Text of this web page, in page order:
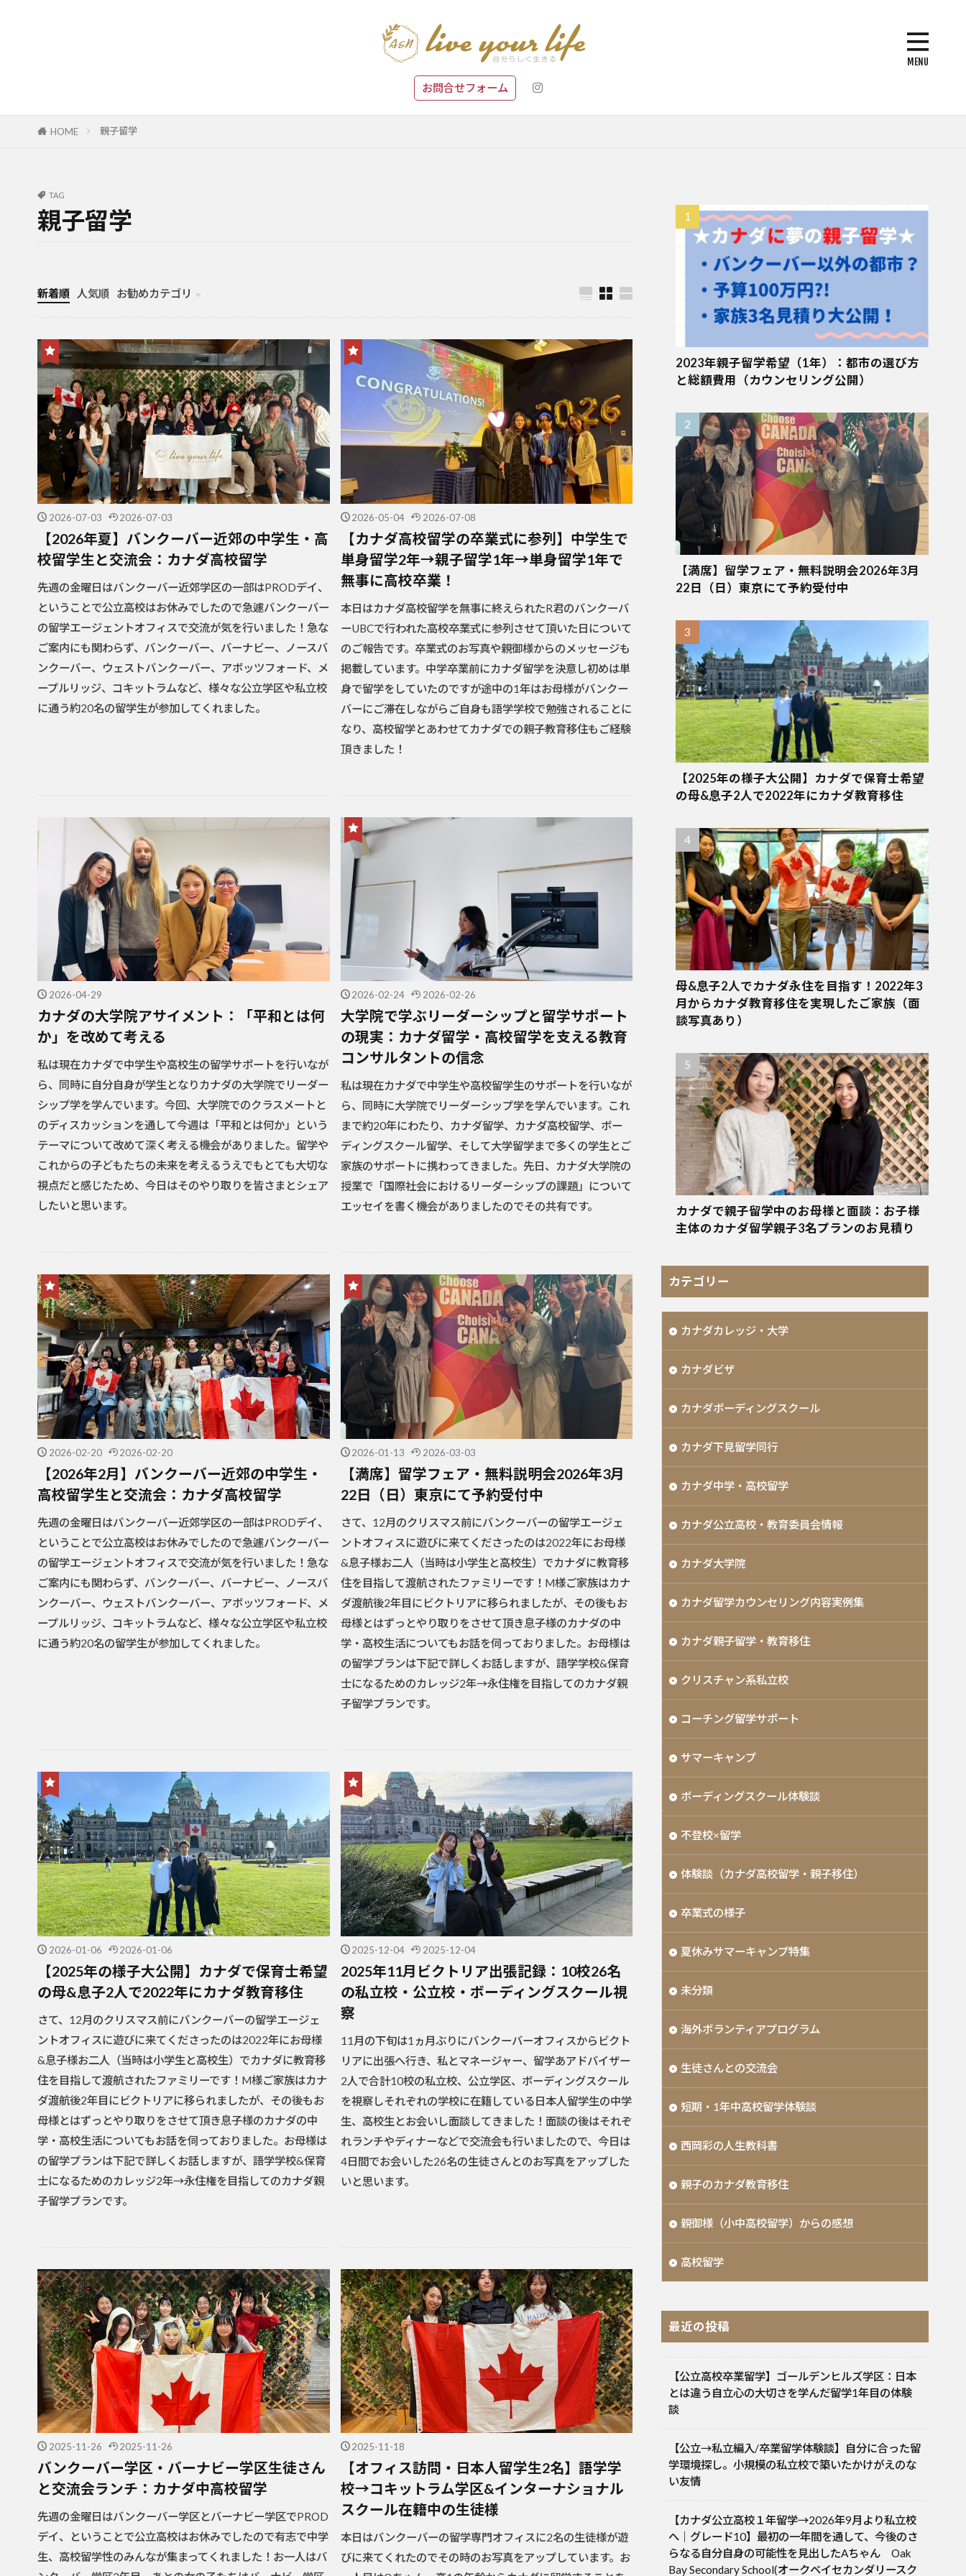
お問合せフォーム
HOME 親子留学
TAG
親子留学
新着順 人気順
お勧めカテゴリ
カナダ中学・高校留学
カナダ親子留学・教育移住
体験談（カナダ高校留学・親子移住）
カナダ留学カウンセリング内容実例集
2026-07-03 2026-07-03
【2026年夏】バンクーバー近郊の中学生・高
校留学生と交流会：カナダ高校留学
先週の金曜日はバンクーバー近郊学区の一部はPRODデイ、
ということで公立高校はお休みでしたので急遽バンクーバー
の留学エージェントオフィスで交流が気を行いました！急な
ご案内にも関わらず、バンクーバー、バーナビー、ノースバ
ンクーバー、ウェストバンクーバー、アボッツフォード、メ
ープルリッジ、コキットラムなど、様々な公立学区や私立校
に通う約20名の留学生が参加してくれました。
2026-05-04 2026-07-08
【カナダ高校留学の卒業式に参列】中学生で
単身留学2年→親子留学1年→単身留学1年で
無事に高校卒業！
本日はカナダ高校留学を無事に終えられたR君のバンクーバ
ーUBCで行われた高校卒業式に参列させて頂いた日について
のご報告です。卒業式のお写真や親御様からのメッセージも
掲載しています。中学卒業前にカナダ留学を決意し初めは単
身で留学をしていたのですが途中の1年はお母様がバンクー
バーにご滞在しながらご自身も語学学校で勉強されることに
なり、高校留学とあわせてカナダでの親子教育移住もご経験
頂きました！
2026-04-29
カナダの大学院アサイメント：「平和とは何
か」を改めて考える
私は現在カナダで中学生や高校生の留学サポートを行いなが
ら、同時に自分自身が学生となりカナダの大学院でリーダー
シップ学を学んでいます。今回、大学院でのクラスメートと
のディスカッションを通して今週は「平和とは何か」という
テーマについて改めて深く考える機会がありました。留学や
これからの子どもたちの未来を考えるうえでもとても大切な
視点だと感じたため、今日はそのやり取りを皆さまとシェア
したいと思います。
2026-02-24 2026-02-26
大学院で学ぶリーダーシップと留学サポート
の現実：カナダ留学・高校留学を支える教育
コンサルタントの信念
私は現在カナダで中学生や高校留学生のサポートを行いなが
ら、同時に大学院でリーダーシップ学を学んでいます。これ
まで約20年にわたり、カナダ留学、カナダ高校留学、ボー
ディングスクール留学、そして大学留学まで多くの学生とご
家族のサポートに携わってきました。先日、カナダ大学院の
授業で「国際社会におけるリーダーシップの課題」について
エッセイを書く機会がありましたのでその共有です。
2026-02-20 2026-02-20
【2026年2月】バンクーバー近郊の中学生・
高校留学生と交流会：カナダ高校留学
先週の金曜日はバンクーバー近郊学区の一部はPRODデイ、
ということで公立高校はお休みでしたので急遽バンクーバー
の留学エージェントオフィスで交流が気を行いました！急な
ご案内にも関わらず、バンクーバー、バーナビー、ノースバ
ンクーバー、ウェストバンクーバー、アボッツフォード、メ
ープルリッジ、コキットラムなど、様々な公立学区や私立校
に通う約20名の留学生が参加してくれました。
2026-01-13 2026-03-03
【満席】留学フェア・無料説明会2026年3月
22日（日）東京にて予約受付中
さて、12月のクリスマス前にバンクーバーの留学エージェ
ントオフィスに遊びに来てくださったのは2022年にお母様
&息子様お二人（当時は小学生と高校生）でカナダに教育移
住を目指して渡航されたファミリーです！M様ご家族はカナ
ダ渡航後2年目にビクトリアに移られましたが、その後もお
母様とはずっとやり取りをさせて頂き息子様のカナダの中
学・高校生活についてもお話を伺っておりました。お母様は
の留学プランは下記で詳しくお話しますが、語学学校&保育
士になるためのカレッジ2年→永住権を目指してのカナダ親
子留学プランです。
2026-01-06 2026-01-06
【2025年の様子大公開】カナダで保育士希望
の母&息子2人で2022年にカナダ教育移住
さて、12月のクリスマス前にバンクーバーの留学エージェ
ントオフィスに遊びに来てくださったのは2022年にお母様
&息子様お二人（当時は小学生と高校生）でカナダに教育移
住を目指して渡航されたファミリーです！M様ご家族はカナ
ダ渡航後2年目にビクトリアに移られましたが、その後もお
母様とはずっとやり取りをさせて頂き息子様のカナダの中
学・高校生活についてもお話を伺っておりました。お母様は
の留学プランは下記で詳しくお話しますが、語学学校&保育
士になるためのカレッジ2年→永住権を目指してのカナダ親
子留学プランです。
2025-12-04 2025-12-04
2025年11月ビクトリア出張記録：10校26名
の私立校・公立校・ボーディングスクール視
察
11月の下旬は1ヵ月ぶりにバンクーバーオフィスからビクト
リアに出張へ行き、私とマネージャー、留学あアドバイザー
2人で合計10校の私立校、公立学区、ボーディングスクール
を視察しそれぞれの学校に在籍している日本人留学生の中学
生、高校生とお会いし面談してきました！面談の後はそれぞ
れランチやディナーなどで交流会も行いましたので、今日は
4日間でお会いした26名の生徒さんとのお写真をアップした
いと思います。
2025-11-26 2025-11-26
バンクーバー学区・バーナビー学区生徒さん
と交流会ランチ：カナダ中高校留学
先週の金曜日はバンクーバー学区とバーナビー学区でPROD
デイ、ということで公立高校はお休みでしたので有志で中学
生、高校留学性のみんなが集まってくれました！お一人はバ
2025-11-18
【オフィス訪問・日本人留学生2名】語学学
校→コキットラム学区&インターナショナル
スクール在籍中の生徒様
本日はバンクーバーの留学専門オフィスに2名の生徒様が遊
びに来てくれたのでその時のお写真をアップしています。お
2023年親子留学希望（1年）：都市の選び方
と総額費用（カウンセリング公開）
【満席】留学フェア・無料説明会2026年3月
22日（日）東京にて予約受付中
【2025年の様子大公開】カナダで保育士希望
の母&息子2人で2022年にカナダ教育移住
母&息子2人でカナダ永住を目指す！2022年3
月からカナダ教育移住を実現したご家族（面
談写真あり）
カナダで親子留学中のお母様と面談：お子様
主体のカナダ留学親子3名プランのお見積り
カテゴリー
カナダカレッジ・大学
カナダビザ
カナダボーディングスクール
カナダ下見留学同行
カナダ中学・高校留学
カナダ公立高校・教育委員会情報
カナダ大学院
カナダ留学カウンセリング内容実例集
カナダ親子留学・教育移住
クリスチャン系私立校
コーチング留学サポート
サマーキャンプ
ボーディングスクール体験談
不登校×留学
体験談（カナダ高校留学・親子移住）
卒業式の様子
夏休みサマーキャンプ特集
未分類
海外ボランティアプログラム
生徒さんとの交流会
短期・1年中高校留学体験談
西岡彩の人生教科書
親子のカナダ教育移住
親御様（小中高校留学）からの感想
高校留学
最近の投稿
【公立高校卒業留学】ゴールデンヒルズ学区：日本
とは違う自立心の大切さを学んだ留学1年目の体験
談
【公立→私立編入/卒業留学体験談】自分に合った留
学環境探し。小規模の私立校で築いたかけがえのな
い友情
【カナダ公立高校１年留学→2026年9月より私立校
へ｜グレード10】最初の一年間を通して、今後のさ
らなる自分自身の可能性を見出したAちゃん Oak
Bay Secondary School(オークベイセカンダリースク